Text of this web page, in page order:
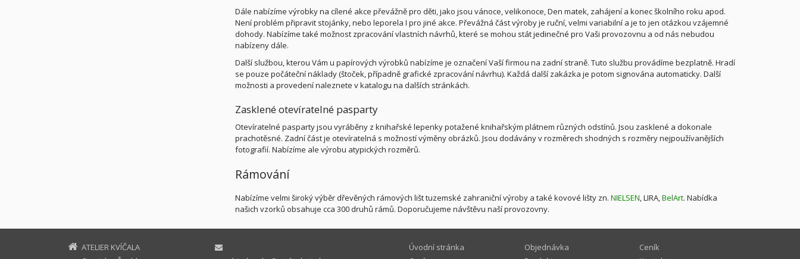
Dále nabízíme výrobky na cílené akce převážně pro děti, jako jsou vánoce, velikonoce, Den matek, zahájení a konec školního roku apod.
Není problém připravit stojánky, nebo leporela I pro jiné akce. Převážná část výroby je ruční, velmi variabilní a je to jen otázkou vzájemné
dohody. Nabízíme také možnost zpracování vlastních návrhů, které se mohou stát jedinečné pro Vaši provozovnu a od nás nebudou
nabízeny dále.
Další službou, kterou Vám u papírových výrobků nabízíme je označení Vaší firmou na zadní straně. Tuto službu provádíme bezplatně. Hradí
se pouze počáteční náklady (štoček, případně grafické zpracování návrhu). Každá další zakázka je potom signována automaticky. Další
možnosti a provedení naleznete v katalogu na dalších stránkách.
Zasklené otevíratelné pasparty
Otevíratelné pasparty jsou vyráběny z knihařské lepenky potažené knihařským plátnem různých odstínů. Jsou zasklené a dokonale
prachotěsné. Zadní část je otevíratelná s možností výměny obrázků. Jsou dodávány v rozměrech shodných s rozměry nejpoužívanějších
fotografií. Nabízíme ale výrobu atypických rozměrů.
Rámování
Nabízíme velmi široký výběr dřevěných rámových lišt tuzemské zahraniční výroby a také kovové lišty zn. NIELSEN, LIRA,BelArt. Nabídka
našich vzorků obsahuje cca 300 druhů rámů. Doporučujeme návštěvu naší provozovny.
ATELIER KVÍČALA
Úvodní stránka
Objednávka
Ceník